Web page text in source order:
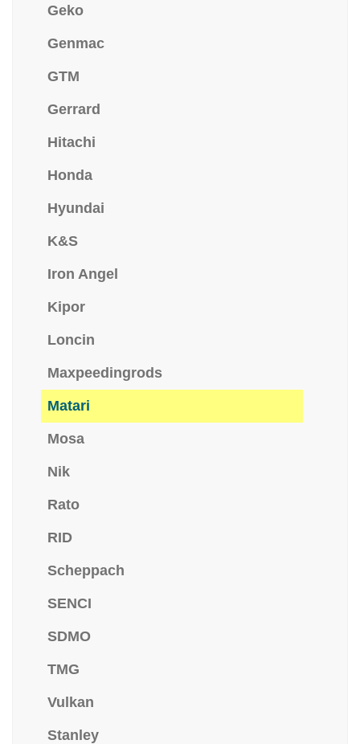
Geko
Genmac
GTM
Gerrard
Hitachi
Honda
Hyundai
K&S
Iron Angel
Kipor
Loncin
Maxpeedingrods
Matari
Mosa
Nik
Rato
RID
Scheppach
SENCI
SDMO
TMG
Vulkan
Stanley